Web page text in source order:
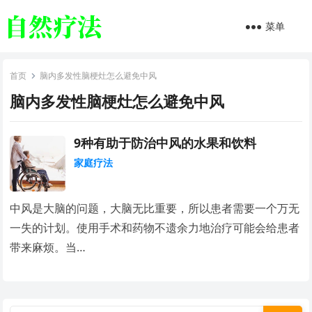
菜单
首页 脑内多发性脑梗灶怎么避免中风
脑内多发性脑梗灶怎么避免中风
9种有助于防治中风的水果和饮料
家庭疗法
中风是大脑的问题，大脑无比重要，所以患者需要一个万无
一失的计划。使用手术和药物不遗余力地治疗可能会给患者
带来麻烦。当…